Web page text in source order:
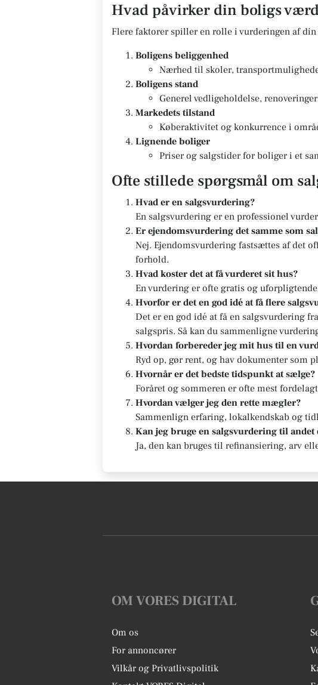
Hvad påvirker din boligs
Flere faktorer spiller en rolle i vurderingen af
Boligens beliggenhed
Nærhed til skoler,
Boligens stand
Generel vedligeholdelse,
Markedets tilstand
Køberaktivitet og konkurrence i
Lignende boliger
Priser og salgstider for boliger i et
Ofte stillede spørgsmål om
Hvad er en salgsvurdering?
En salgsvurdering er en professionel
Er ejendomsvurdering det samme som
Nej. Ejendomsvurdering fastsættes af det
forhold.
Hvad koster det at få vurderet sit hus?
En vurdering er ofte gratis og
Hvorfor er det en god idé at få flere
Det er en god idé at få en salgsvurdering
salgspris. Så kan du sammenligne
Hvordan forbereder jeg mit hus til en
Ryd op, gør rent, og hav dokumenter som
Hvornår er det bedste tidspunkt at sælge?
Foråret og sommeren er ofte mest
Hvordan vælger jeg den rette mægler?
Sammenlign erfaring, lokalkendskab og
Kan jeg bruge en salgsvurdering til andet
Ja, den kan bruges til refinansiering, arv
OM VORES DIGITAL
Om os
For annoncører
Vilkår og Privatlivspolitik